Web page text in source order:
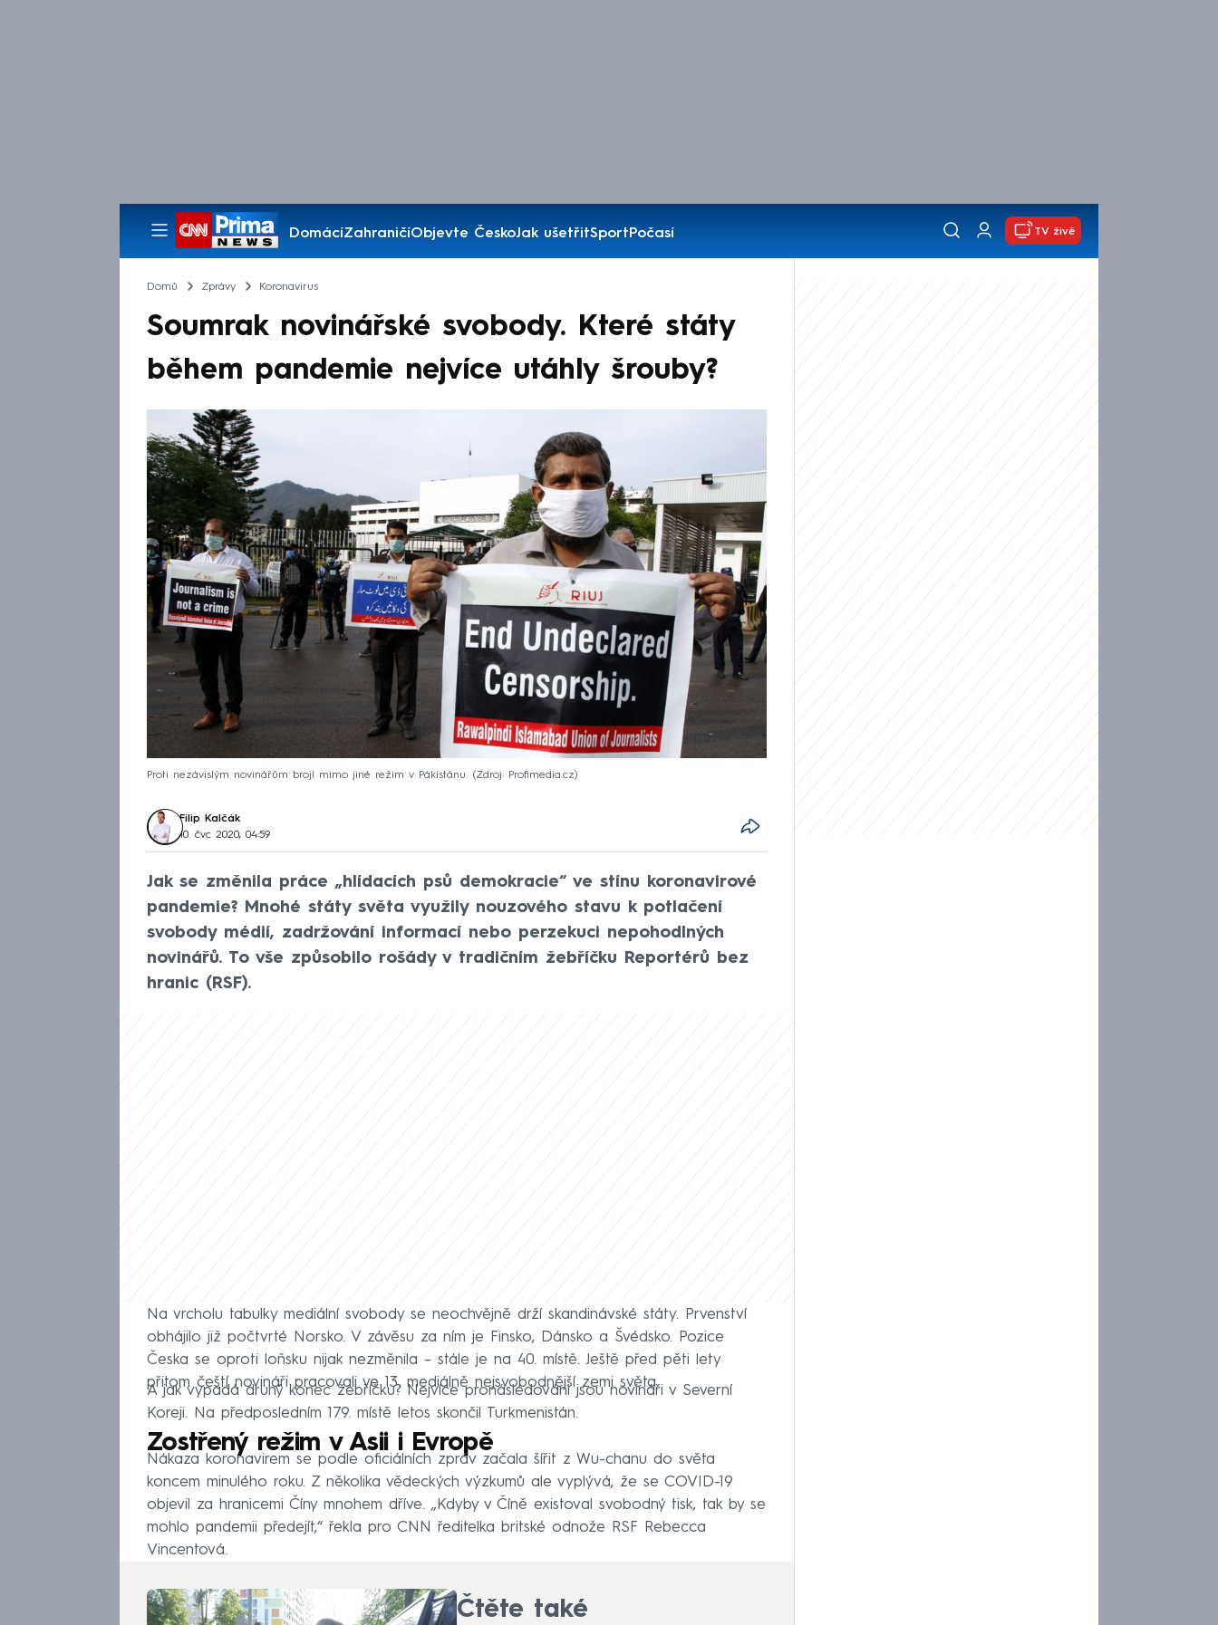
DomácíZahraničíObjevte ČeskoJak ušetřitSportPočasí
Pořady
TV živě
Domů Zprávy Koronavirus
Soumrak novinářské svobody. Které státy
během pandemie nejvíce utáhly šrouby?
Proti nezávislým novinářům brojí mimo jiné režim v Pákistánu. Zdroj: Profimedia.cz
Filip Kalčák
10. čvc 2020, 04:59
Jak se změnila práce „hlídacích psů demokracie“ ve stínu koronavirové
pandemie? Mnohé státy světa využily nouzového stavu k potlačení
svobody médií, zadržování informací nebo perzekuci nepohodlných
novinářů. To vše způsobilo rošády v tradičním žebříčku Reportérů bez
hranic (RSF).
Na vrcholu tabulky mediální svobody se neochvějně drží skandinávské státy. Prvenství
obhájilo již počtvrté Norsko. V závěsu za ním je Finsko, Dánsko a Švédsko. Pozice
Česka se oproti loňsku nijak nezměnila – stále je na 40. místě. Ještě před pěti lety
přitom čeští novináři pracovali ve 13. mediálně nejsvobodnější zemi světa.
A jak vypadá druhý konec žebříčku? Nejvíce pronásledováni jsou novináři v Severní
Koreji. Na předposledním 179. místě letos skončil Turkmenistán.
Zostřený režim v Asii i Evropě
Nákaza koronavirem se podle oficiálních zpráv začala šířit z Wu-chanu do světa
koncem minulého roku. Z několika vědeckých výzkumů ale vyplývá, že se COVID-19
objevil za hranicemi Číny mnohem dříve. „Kdyby v Číně existoval svobodný tisk, tak by se
mohlo pandemii předejít,“ řekla pro CNN ředitelka britské odnože RSF Rebecca
Vincentová.
Čtěte také